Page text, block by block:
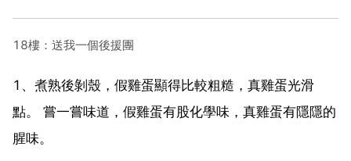
18樓：送我一個後援團
1、煮熟後剝殼，假雞蛋顯得比較粗糙，真雞蛋光滑
點。 嘗一嘗味道，假雞蛋有股化學味，真雞蛋有隱隱的
腥味。